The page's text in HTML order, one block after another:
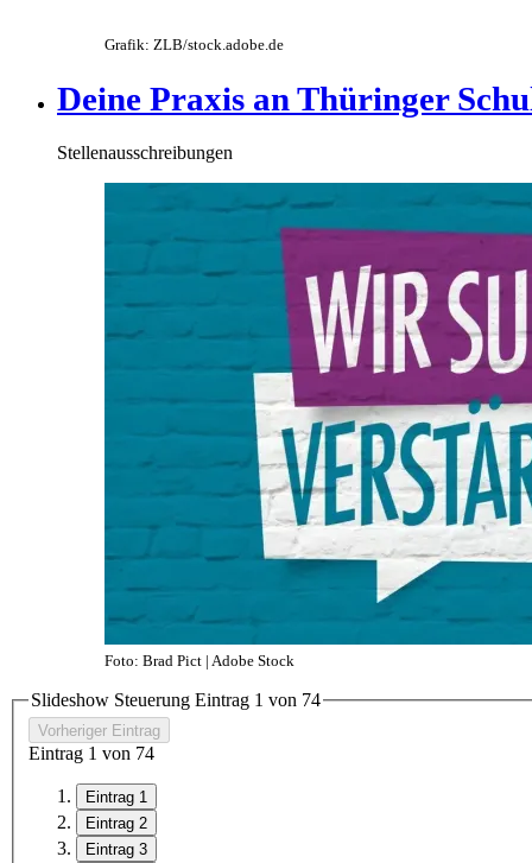
Grafik: ZLB/stock.adobe.de
Deine Praxis an Thüringer
Stellenausschreibungen
Foto: Brad Pict | Adobe Stock
Slideshow Steuerung Eintrag 1 von 74
Vorheriger Eintrag
Eintrag 1 von 74
Eintrag 1
Eintrag 2
Eintrag 3